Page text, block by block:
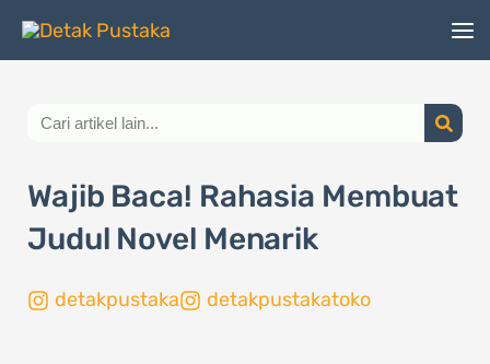
Lewati
Search
Wajib Baca! Rahasia Membuat
Judul Novel Menarik
detakpustaka detakpustakatoko